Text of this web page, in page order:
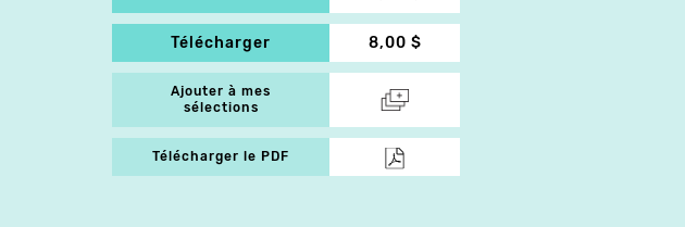
Télécharger 8,00 $
Ajouter à mes
sélections
Télécharger le PDF